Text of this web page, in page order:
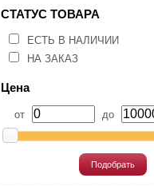
СТАТУС ТОВАРА
ЕСТЬ В НАЛИЧИИ
НА ЗАКАЗ
Цена
от до
Подобрать